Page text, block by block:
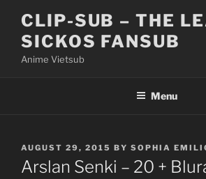
content
CLIP-SUB – THE
SICKOS FANSUB
Anime Vietsub
Menu
POSTED
ON
AUGUST 29, 2015 BY SOPHIA
Arslan Senki – 20 +